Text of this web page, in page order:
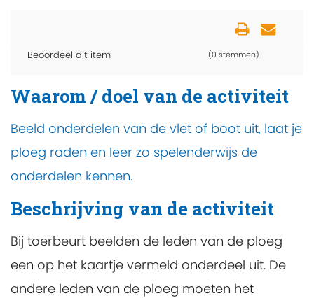
Beoordeel dit item (0 stemmen)
Waarom / doel van de activiteit
Beeld onderdelen van de vlet of boot uit, laat je
ploeg raden en leer zo spelenderwijs de
onderdelen kennen.
Beschrijving van de activiteit
Bij toerbeurt beelden de leden van de ploeg
een op het kaartje vermeld onderdeel uit. De
andere leden van de ploeg moeten het